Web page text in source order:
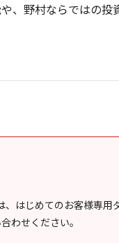
、野村ならではの投
はじめてのお客様専用
わせください。